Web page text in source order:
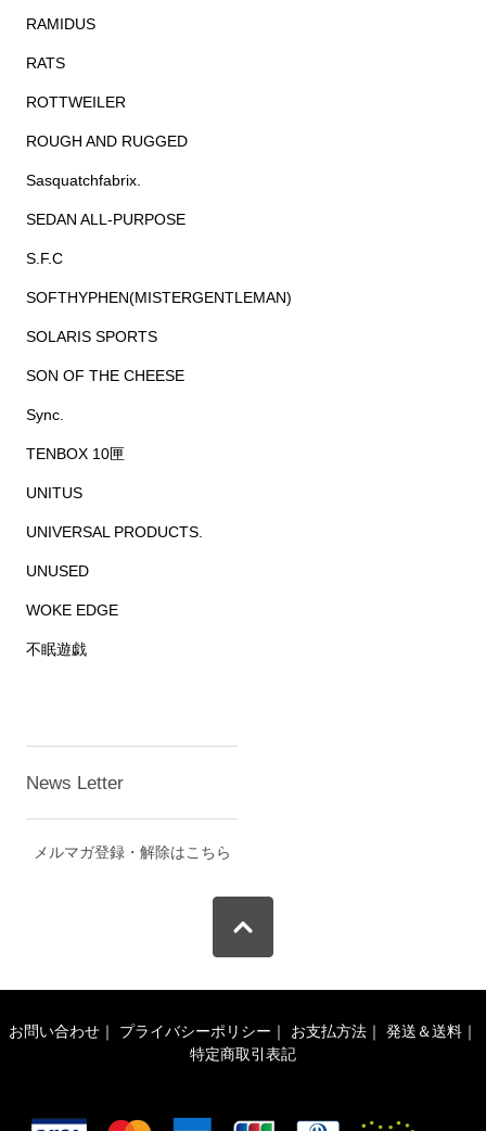
RAMIDUS
RATS
ROTTWEILER
ROUGH AND RUGGED
Sasquatchfabrix.
SEDAN ALL-PURPOSE
S.F.C
SOFTHYPHEN(MISTERGENTLEMAN)
SOLARIS SPORTS
SON OF THE CHEESE
Sync.
TENBOX 10匣
UNITUS
UNIVERSAL PRODUCTS.
UNUSED
WOKE EDGE
不眠遊戯
News Letter
メルマガ登録・解除はこちら
お問い合わせ ｜ プライバシーポリシー ｜ お支払方法 ｜ 発送＆送料 ｜
特定商取引表記